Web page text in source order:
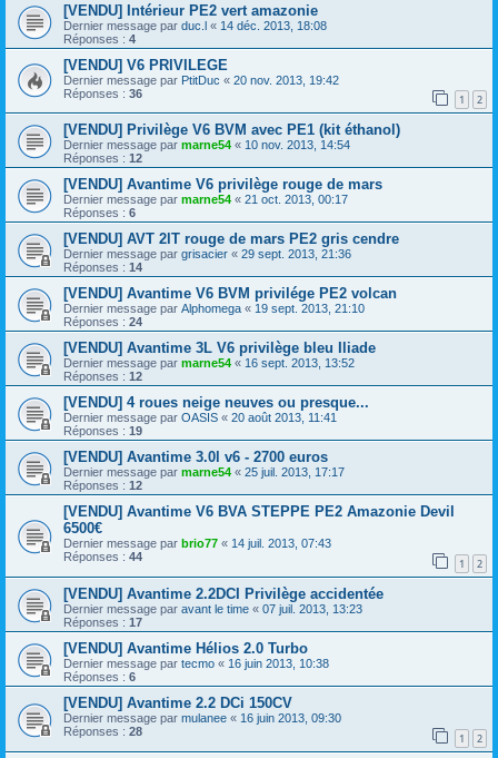
[VENDU] Intérieur PE2 vert amazonie
Dernier message par duc.l « 14 déc. 2013, 18:08
Réponses : 4
[VENDU] V6 PRIVILEGE
Dernier message par PtitDuc « 20 nov. 2013, 19:42
Réponses : 36 1 2
[VENDU] Privilège V6 BVM avec PE1 (kit éthanol)
Dernier message par marne54 « 10 nov. 2013, 14:54
Réponses : 12
[VENDU] Avantime V6 privilège rouge de mars
Dernier message par marne54 « 21 oct. 2013, 00:17
Réponses : 6
[VENDU] AVT 2lT rouge de mars PE2 gris cendre
Dernier message par grisacier « 29 sept. 2013, 21:36
Réponses : 14
[VENDU] Avantime V6 BVM privilége PE2 volcan
Dernier message par Alphomega « 19 sept. 2013, 21:10
Réponses : 24
[VENDU] Avantime 3L V6 privilège bleu Iliade
Dernier message par marne54 « 16 sept. 2013, 13:52
Réponses : 12
[VENDU] 4 roues neige neuves ou presque...
Dernier message par OASIS « 20 août 2013, 11:41
Réponses : 19
[VENDU] Avantime 3.0l v6 - 2700 euros
Dernier message par marne54 « 25 juil. 2013, 17:17
Réponses : 12
[VENDU] Avantime V6 BVA STEPPE PE2 Amazonie Devil
6500€
Dernier message par brio77 « 14 juil. 2013, 07:43
Réponses : 44 1 2
[VENDU] Avantime 2.2DCI Privilège accidentée
Dernier message par avant le time « 07 juil. 2013, 13:23
Réponses : 17
[VENDU] Avantime Hélios 2.0 Turbo
Dernier message par tecmo « 16 juin 2013, 10:38
Réponses : 6
[VENDU] Avantime 2.2 DCi 150CV
Dernier message par mulanee « 16 juin 2013, 09:30
Réponses : 28 1 2